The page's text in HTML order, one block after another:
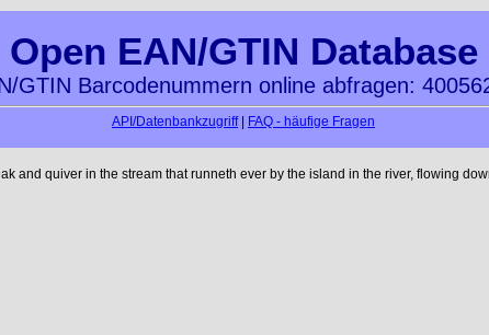
Open EAN/GTIN Database
GTIN Barcodenummern online abfragen:
API/Datenbankzugriff| FAQ - häufige Fragen
and quiver in the stream that runneth ever by the island in the river, flowing